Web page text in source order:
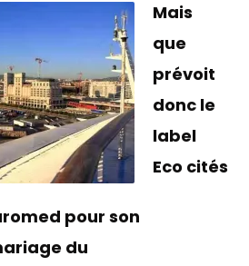
Mais
que
prévoit
donc le
label
Eco cités
pour son
du